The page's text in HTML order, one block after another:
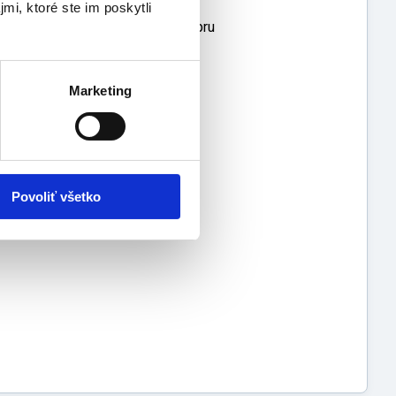
ktoré ste im poskytli
Marketing
Povoliť všetko
vrstvy z bavlneného kepru
počtu pridaných plienok
a počtu pridaných plienok